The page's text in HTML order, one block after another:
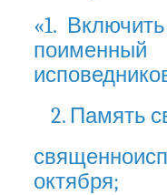
«1.
Память
октября;